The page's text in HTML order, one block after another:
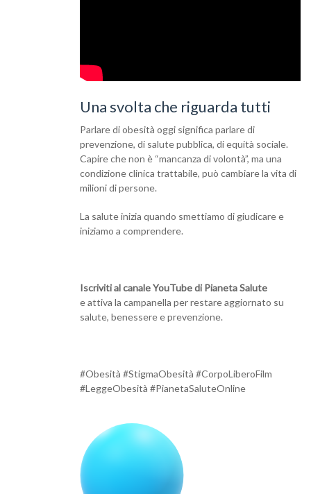
Una svolta che riguarda tutti
Parlare di obesità oggi significa parlare di
prevenzione, di salute pubblica, di equità sociale.
Capire che non è “mancanza di volontà”, ma una
condizione clinica trattabile, può cambiare la vita di
milioni di persone.
La salute inizia quando smettiamo di giudicare e
iniziamo a comprendere.
Iscriviti al canale YouTube di Pianeta Salute
e attiva la campanella per restare aggiornato su
salute, benessere e prevenzione.
#Obesità #StigmaObesità #CorpoLiberoFilm
#LeggeObesità #PianetaSaluteOnline